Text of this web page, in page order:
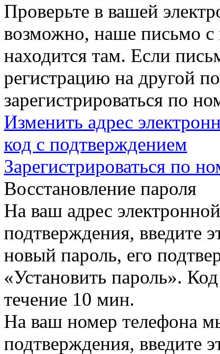
Проверьте в вашей
возможно, наше письмо с
находится там. Если
регистрацию на другой
зарегистрироваться по
Изменить адрес
код с подтверждением
Зарегистрироваться по
Восстановление пароля
На ваш адрес
подтверждения, введите
новый пароль, его
«Установить пароль».
течение 10 мин.
На ваш номер телефона
подтверждения, введите